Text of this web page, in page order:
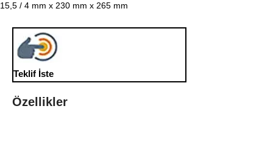
15,5 / 4 mm х 230 mm x 265 mm
Teklif İste
Özellikler